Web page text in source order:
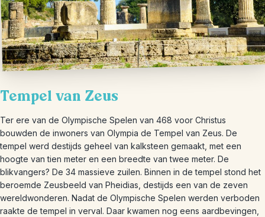
Tempel van Zeus
Ter ere van de Olympische Spelen van 468 voor Christus
bouwden de inwoners van Olympia de Tempel van Zeus. De
tempel werd destijds geheel van kalksteen gemaakt, met een
hoogte van tien meter en een breedte van twee meter. De
blikvangers? De 34 massieve zuilen. Binnen in de tempel stond het
beroemde Zeusbeeld van Pheidias, destijds een van de zeven
wereldwonderen. Nadat de Olympische Spelen werden verboden
raakte de tempel in verval. Daar kwamen nog eens aardbevingen,